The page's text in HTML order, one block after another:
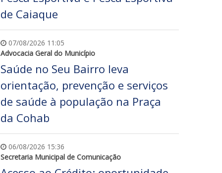
de Caiaque
07/08/2026 11:05
Advocacia Geral do Município
Saúde no Seu Bairro leva
orientação, prevenção e serviços
de saúde à população na Praça
da Cohab
06/08/2026 15:36
Secretaria Municipal de Comunicação